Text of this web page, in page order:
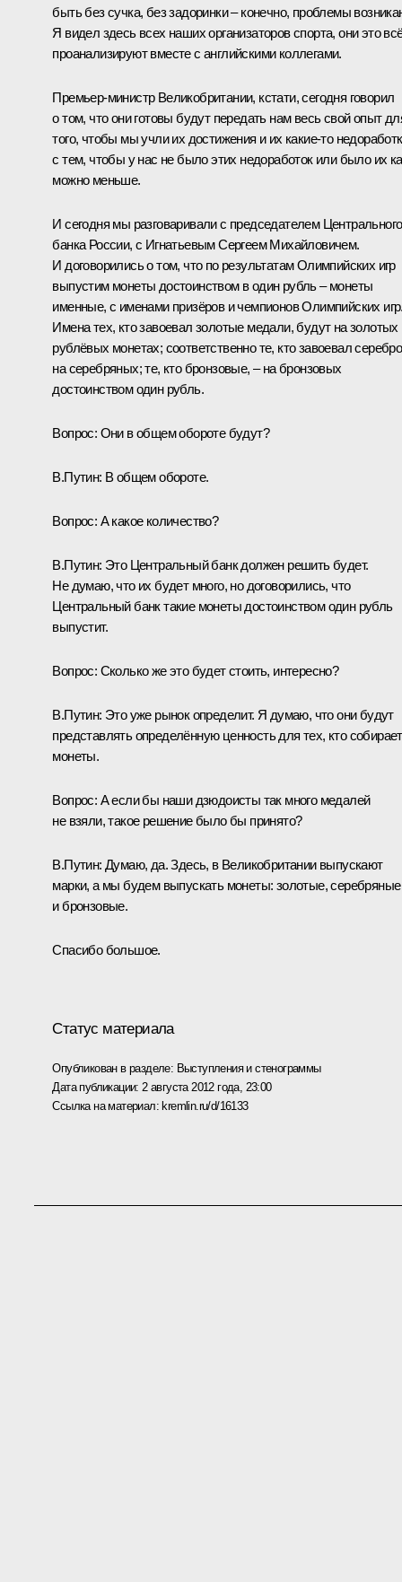
быть без сучка, без задоринки – конечно, проблемы
Я видел здесь всех наших организаторов спорта, они это
проанализируют вместе с английскими коллегами.
Премьер-министр Великобритании, кстати, сегодня говорил
о том, что они готовы будут передать нам весь свой опыт
того, чтобы мы учли их достижения и их какие‑то
с тем, чтобы у нас не было этих недоработок или было их
можно меньше.
И сегодня мы разговаривали с председателем Центрального
банка России, с Игнатьевым Сергеем Михайловичем.
И договорились о том, что по результатам Олимпийских игр
выпустим монеты достоинством в один рубль – монеты
именные, с именами призёров и чемпионов Олимпийских
Имена тех, кто завоевал золотые медали, будут на золотых
рублёвых монетах; соответственно те, кто завоевал
на серебряных; те, кто бронзовые, – на бронзовых
достоинством один рубль.
Вопрос: Они в общем обороте будут?
В.Путин: В общем обороте.
Вопрос: А какое количество?
В.Путин: Это Центральный банк должен решить будет.
Не думаю, что их будет много, но договорились, что
Центральный банк такие монеты достоинством один рубль
выпустит.
Вопрос: Сколько же это будет стоить, интересно?
В.Путин: Это уже рынок определит. Я думаю, что они будут
представлять определённую ценность для тех, кто собирает
монеты.
Вопрос: А если бы наши дзюдоисты так много медалей
не взяли, такое решение было бы принято?
В.Путин: Думаю, да. Здесь, в Великобритании выпускают
марки, а мы будем выпускать монеты: золотые, серебряные
и бронзовые.
Спасибо большое.
Статус материала
Опубликован в разделе: Выступления и стенограммы
Дата публикации: 2 августа 2012 года, 23:00
Ссылка на материал:kremlin.ru/d/16133